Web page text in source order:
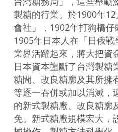
製糖的行業。於1900年
會社」，1902年打狗橋仔
1905年日本人在「日俄
業界活躍起來，將大把資
日本資本壟斷了台灣製糖
糖間、改良糖廓及其所擁
等逐一吞併或加以消滅，
的新式製糖廠、改良糖廓
免。新式糖廠規模宏大，